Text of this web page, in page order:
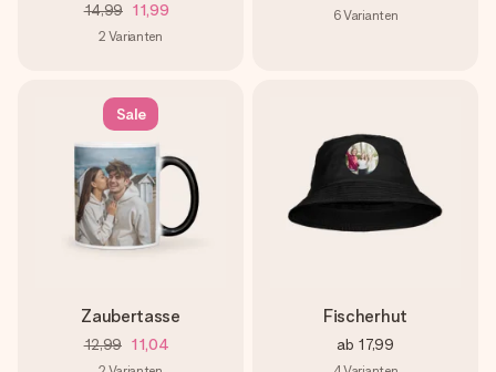
14,99 11,99
2 Varianten
6Varianten
Sale
Zaubertasse
12,99 11,04
Fischerhut
ab 17,99